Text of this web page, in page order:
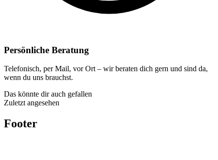
Persönliche Beratung
Telefonisch, per Mail, vor Ort – wir beraten dich gern und sind da,
wenn du uns brauchst.
Das könnte dir auch gefallen
Zuletzt angesehen
Footer